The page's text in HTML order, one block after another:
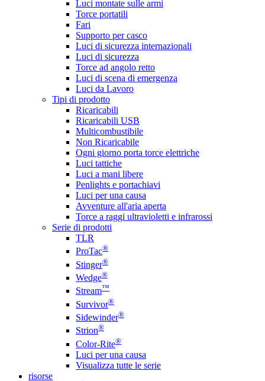
Luci montate sulle armi
Torce portatili
Fari
Supporto per casco
Luci di sicurezza internazionali
Luci di sicurezza
Torce ad angolo retto
Luci di scena di emergenza
Luci da Lavoro
Tipi di prodotto
Ricaricabili
Ricaricabili USB
Multicombustibile
Non Ricaricabile
Ogni giorno porta torce elettriche
Luci tattiche
Luci a mani libere
Penlights e portachiavi
Luci per una causa
Avventure all'aria aperta
Torce a raggi ultravioletti e infrarossi
Serie di prodotti
TLR
ProTac®
Stinger®
Wedge®
Stream™
Survivor®
Sidewinder®
Strion®
Color-Rite®
Luci per una causa
Visualizza tutte le serie
risorse